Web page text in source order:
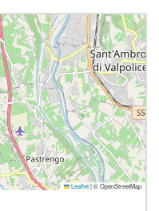
Leaflet|© OpenStreetMap